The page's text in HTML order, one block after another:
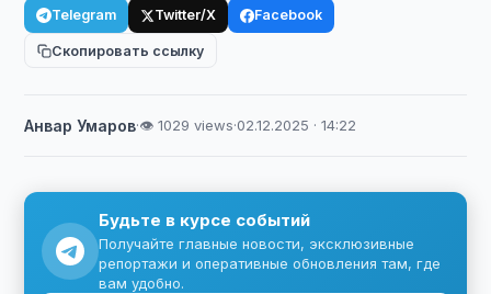
Telegram Twitter/X Facebook
Скопировать ссылку
Анвар Умаров·👁 1029 views·02.12.2025 · 14:22
Будьте в курсе событий
Получайте главные новости, эксклюзивные
репортажи и оперативные обновления там, где
вам удобно.